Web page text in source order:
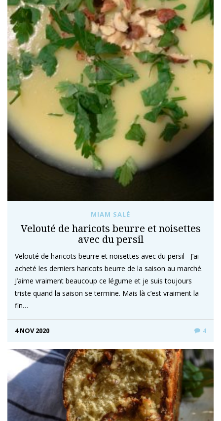
MIAM SALÉ
Velouté de haricots beurre et noisettes
avec du persil
Velouté de haricots beurre et noisettes avec du persil J’ai
acheté les derniers haricots beurre de la saison au marché.
J’aime vraiment beaucoup ce légume et je suis toujours
triste quand la saison se termine. Mais là c’est vraiment la
fin…
4 NOV 2020 4